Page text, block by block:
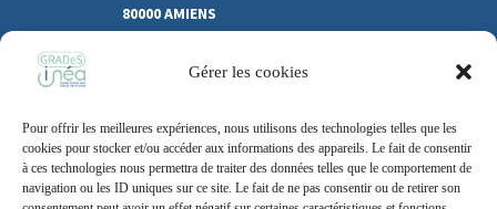
Gérer les cookies
Pour offrir les meilleures expériences, nous utilisons des technologies telles que les
cookies pour stocker et/ou accéder aux informations des appareils. Le fait de consentir
à ces technologies nous permettra de traiter des données telles que le comportement de
navigation ou les ID uniques sur ce site. Le fait de ne pas consentir ou de retirer son
80000 AMIENS
Recrutement
Support
Contact